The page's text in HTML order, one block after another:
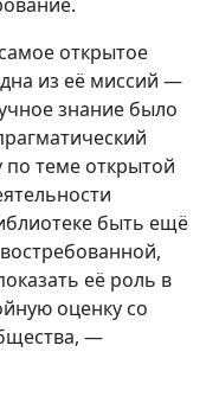
открытое
из её миссий —
знание было
по теме открытой
быть ещё
её роль в
оценку со
—